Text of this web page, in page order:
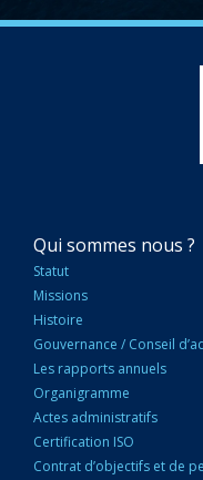
NAVIGATION
PRINCIPALE
Qui sommes nous ?
Statut
Missions
Histoire
Gouvernance / Conseil
Les rapports annuels
Organigramme
Actes administratifs
Certification ISO
Contrat d’objectifs et de